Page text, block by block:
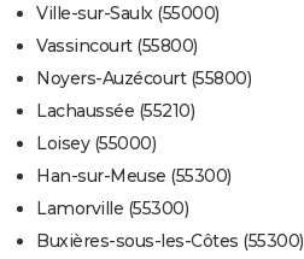
Ville-sur-Saulx (55000)
Vassincourt (55800)
Noyers-Auzécourt (55800)
Lachaussée (55210)
Loisey (55000)
Han-sur-Meuse (55300)
Lamorville (55300)
Buxières-sous-les-Côtes (55300)